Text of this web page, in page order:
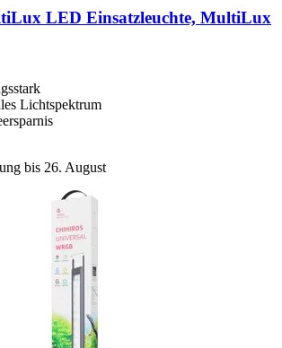
LED Einsatzleuchte, MultiLux
Lichtspektrum
bis 26. August